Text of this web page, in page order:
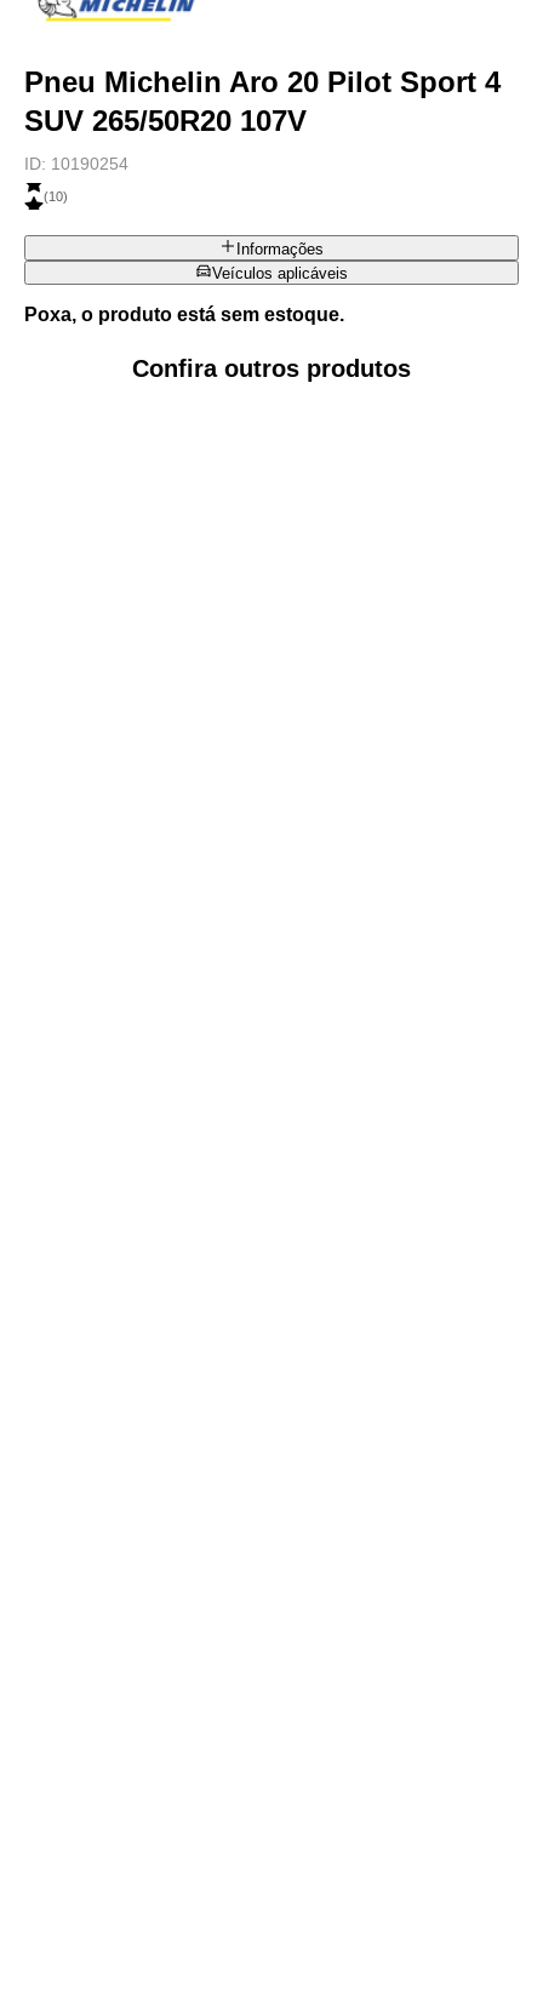
Pneu Michelin Aro 20 Pilot Sport 4
SUV 265/50R20 107V
ID: 10190254
(10)
Informações
Veículos aplicáveis
Poxa, o produto está sem estoque.
Confira outros produtos